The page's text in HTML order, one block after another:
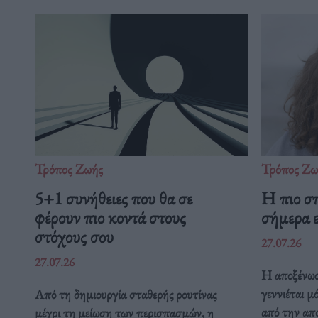
Τρόπος Ζωής
5+1 συνήθειες που θα σε
φέρουν πιο κοντά στους
στόχους σου
27.07.26
Από τη δημιουργία σταθερής ρουτίνας
μέχρι τη μείωση των περισπασμών, η
Τρόπος
Η πιο
σήμερα
27.07.26
Η
γεννιέται
από την